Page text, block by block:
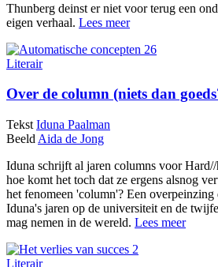
Thunberg deinst er niet voor terug een
eigen verhaal. Lees meer
Literair
Over de column (niets dan
Tekst Iduna Paalman
Beeld Aida de Jong
Iduna schrijft al jaren columns voor
hoe komt het toch dat ze ergens alsnog
het fenomeen 'column'? Een overpeinzing
Iduna's jaren op de universiteit en de
mag nemen in de wereld. Lees meer
Literair